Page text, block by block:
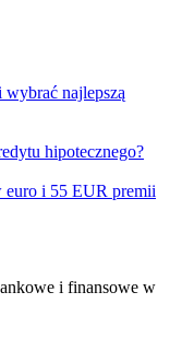
najlepszą
hipotecznego?
i 55 EUR premii
i finansowe w